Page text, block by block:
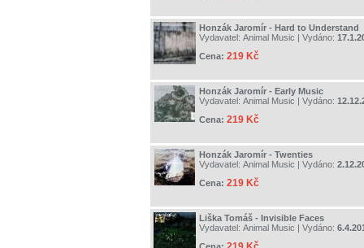
Honzák Jaromír - Hard to Understand
Vydavatel: Animal Music | Vydáno:
Cena: 219 Kč
Honzák Jaromír - Early Music
Vydavatel: Animal Music | Vydáno:
Cena: 219 Kč
Honzák Jaromír - Twenties
Vydavatel: Animal Music | Vydáno:
Cena: 219 Kč
Liška Tomáš - Invisible Faces
Vydavatel: Animal Music | Vydáno: